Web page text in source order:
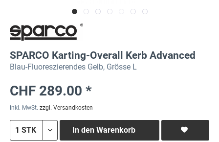
SPARCO Karting-Overall Kerb Advanced
Blau-Fluoreszierendes Gelb, Grösse L
CHF 289.00 *
inkl. MwSt. zzgl. Versandkosten
In den Warenkorb